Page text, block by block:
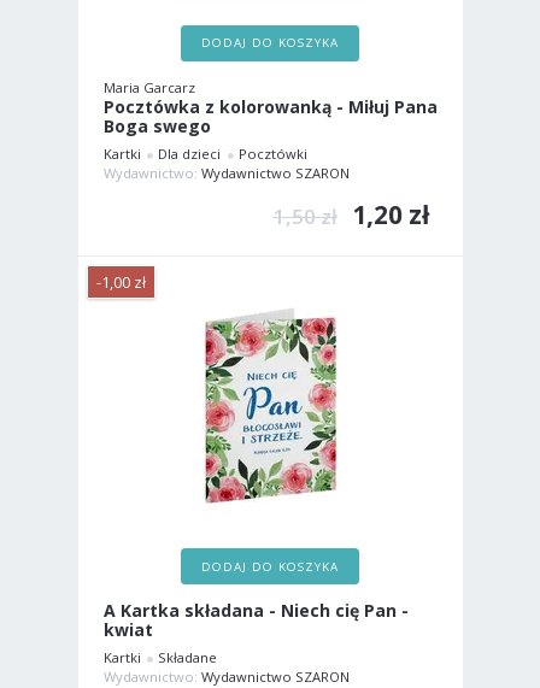
DODAJ DO KOSZYKA
Maria Garcarz
Pocztówka z kolorowanką - Miłuj Pana
Boga swego
Kartki Dla dzieci
Pocztówki
Wydawnictwo: Wydawnictwo SZARON
1,50 zł 1,20 zł
-1,00 zł
DODAJ DO KOSZYKA
A Kartka składana - Niech cię Pan -
kwiat
Kartki
Składane
Wydawnictwo: Wydawnictwo SZARON